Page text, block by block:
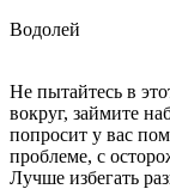
Водолей
Не пытайтесь в
вокруг, займите
попросит у вас
проблеме, с
Лучше избегать